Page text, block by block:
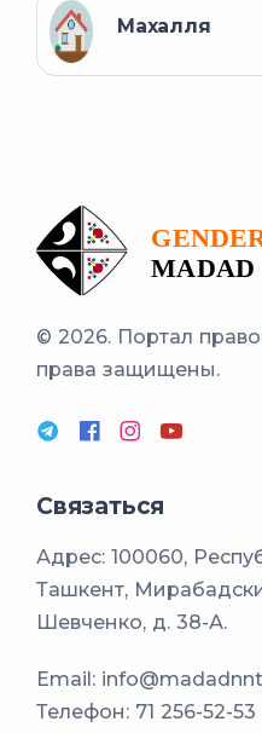
Махалля
© 2026. Портал
права защищены.
Связаться
Адрес: 100060,
Ташкент,
Шевченко, д. 38-А.
Email:
Телефон: 71 256-52-53